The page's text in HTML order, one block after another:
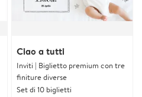
Ciao a tutti
Inviti | Biglietto premium con tre
finiture diverse
Set di 10 biglietti